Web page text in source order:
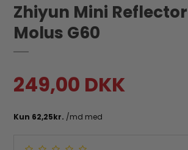
Zhiyun Mini
Molus G60
249,00 DKK